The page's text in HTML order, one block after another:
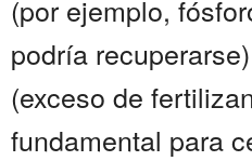
(por ejemplo,
podría
(exceso de
fundamental para